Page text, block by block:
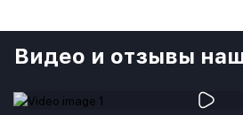
Видео и отзывы